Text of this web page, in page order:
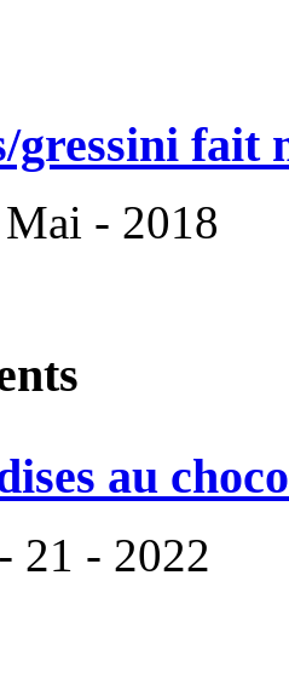
gressini fait
- 2018
au
21 - 2022